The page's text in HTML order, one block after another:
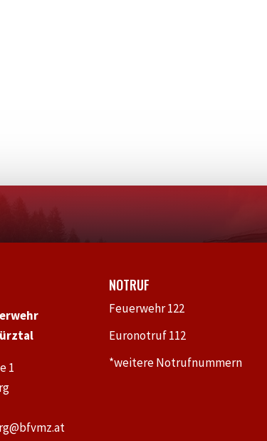
1
NOTRUF
Feuerwehr 122
Euronotruf 112
*weitere Notrufnummern